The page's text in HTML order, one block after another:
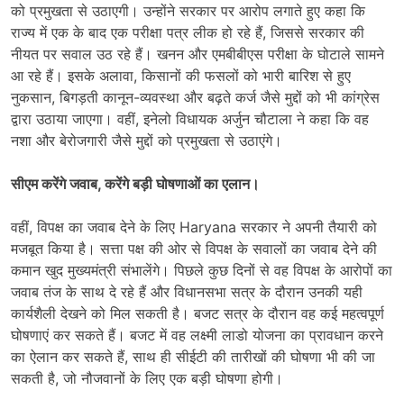
को प्रमुखता से उठाएगी। उन्होंने सरकार पर आरोप लगाते हुए कहा कि
राज्य में एक के बाद एक परीक्षा पत्र लीक हो रहे हैं, जिससे सरकार की
नीयत पर सवाल उठ रहे हैं। खनन और एमबीबीएस परीक्षा के घोटाले सामने
आ रहे हैं। इसके अलावा, किसानों की फसलों को भारी बारिश से हुए
नुकसान, बिगड़ती कानून-व्यवस्था और बढ़ते कर्ज जैसे मुद्दों को भी कांग्रेस
द्वारा उठाया जाएगा। वहीं, इनेलो विधायक अर्जुन चौटाला ने कहा कि वह
नशा और बेरोजगारी जैसे मुद्दों को प्रमुखता से उठाएंगे।
सीएम करेंगे जवाब, करेंगे बड़ी घोषणाओं का एलान।
वहीं, विपक्ष का जवाब देने के लिए Haryana सरकार ने अपनी तैयारी को
मजबूत किया है। सत्ता पक्ष की ओर से विपक्ष के सवालों का जवाब देने की
कमान खुद मुख्यमंत्री संभालेंगे। पिछले कुछ दिनों से वह विपक्ष के आरोपों का
जवाब तंज के साथ दे रहे हैं और विधानसभा सत्र के दौरान उनकी यही
कार्यशैली देखने को मिल सकती है। बजट सत्र के दौरान वह कई महत्वपूर्ण
घोषणाएं कर सकते हैं। बजट में वह लक्ष्मी लाडो योजना का प्रावधान करने
का ऐलान कर सकते हैं, साथ ही सीईटी की तारीखों की घोषणा भी की जा
सकती है, जो नौजवानों के लिए एक बड़ी घोषणा होगी।